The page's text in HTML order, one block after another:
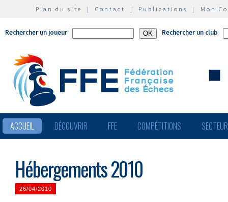
Plan du site | Contact | Publications | Mon
Rechercher un joueur Rechercher un club
ACCUEIL DÉCOUVRIR FFE COMPÉTITIONS
Hébergements 2010
26/04/2010